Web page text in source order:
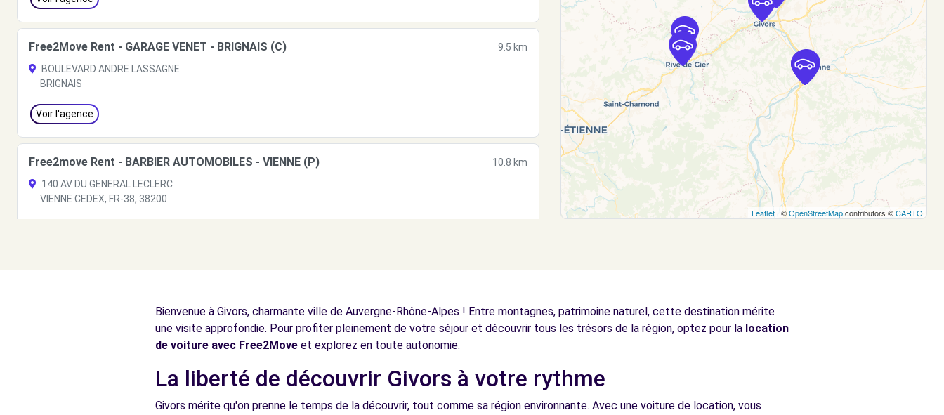
Free2Move Rent - GARAGE VENET - BRIGNAIS (C)
9.5 km
BOULEVARD ANDRE LASSAGNE
BRIGNAIS
Voir l'agence
Free2move Rent - BARBIER AUTOMOBILES - VIENNE (P)
10.8 km
140 AV DU GENERAL LECLERC
VIENNE CEDEX, FR-38, 38200
Leaflet | ©OpenStreetMapcontributors ©CARTO
Bienvenue à Givors, charmante ville de Auvergne-Rhône-Alpes ! Entre montagnes, patrimoine naturel, cette destination mérite
une visite approfondie. Pour profiter pleinement de votre séjour et découvrir tous les trésors de la région, optez pour la location
de voiture avec Free2Move et explorez en toute autonomie.
La liberté de découvrir Givors à votre rythme
Givors mérite qu'on prenne le temps de la découvrir, tout comme sa région environnante. Avec une voiture de location, vous